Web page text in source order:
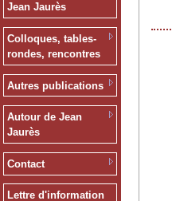
Jean Jaurès
Colloques, tables-
rondes, rencontres
Autres publications
Autour de Jean
Jaurès
Contact
Lettre d'information